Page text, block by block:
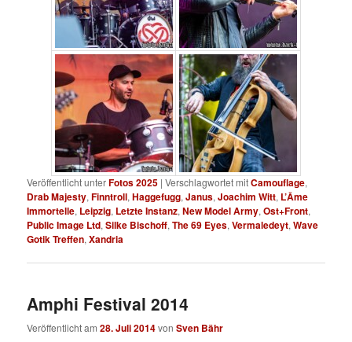
Veröffentlicht unterFotos 2025 |Verschlagwortet mitCamouflage,
Drab Majesty,Finntroll,Haggefugg,Janus,Joachim Witt, L’Âme
Immortelle, Leipzig, Letzte Instanz,New Model Army,Ost+Front,
Public Image Ltd,Silke Bischoff,The 69 Eyes,Vermaledeyt,Wave
Gotik Treffen,Xandria
Amphi Festival 2014
Veröffentlicht am28. Juli 2014vonSven Bähr